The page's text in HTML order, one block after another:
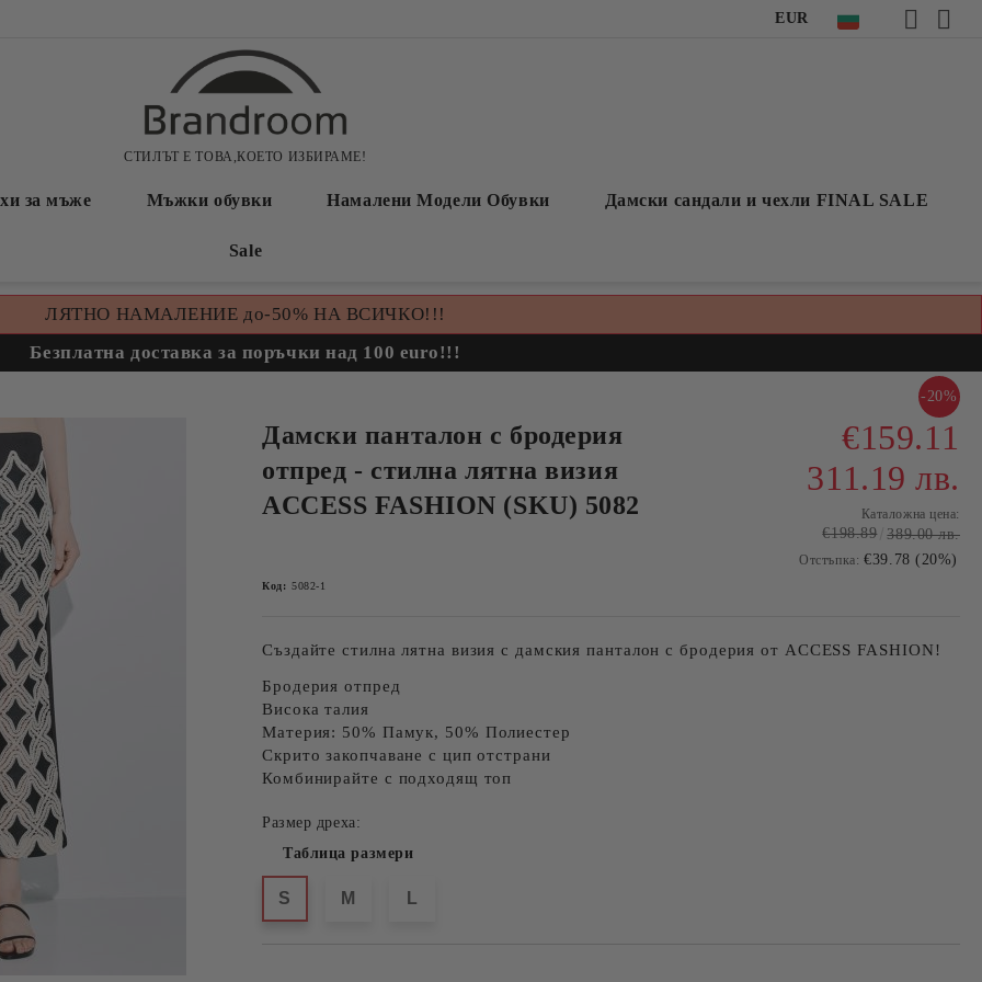
EUR
СТИЛЪТ Е ТОВА,КОЕТО ИЗБИРАМЕ!
за мъже Мъжки обувки Намалени Модели Обувки Дамски сандали и чехли FINAL SALE
Sale
ЛЯТНО НАМАЛЕНИЕ до-50% НА ВСИЧКО!!!
Безплатна доставка за поръчки над 100 euro!!!
Дамски панталон с бродерия
отпред - стилна лятна визия
ACCESS FASHION (SKU) 5082
-20%
€159.11
311.19 лв.
Каталожна цена:
€198.89 389.00 лв.
Отстъпка: €39.78 (20%)
Код: 5082-1
Създайте стилна лятна визия с дамския панталон с бродерия от ACCESS FASHION!
Бродерия отпред
Висока талия
Материя: 50% Памук, 50% Полиестер
Скрито закопчаване с цип отстрани
Комбинирайте с подходящ топ
Размер дреха:
Таблица размери
S M L